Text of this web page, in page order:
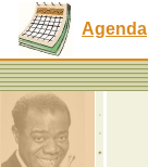
Agenda